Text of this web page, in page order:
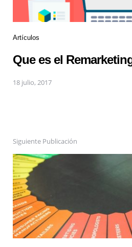
Artículos
Que es el
18 julio, 2017
Siguiente Publicación